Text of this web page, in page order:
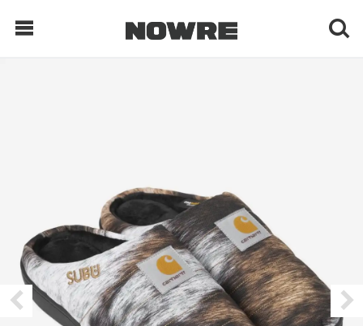
每日栏目
时 尚
球 鞋
生 活